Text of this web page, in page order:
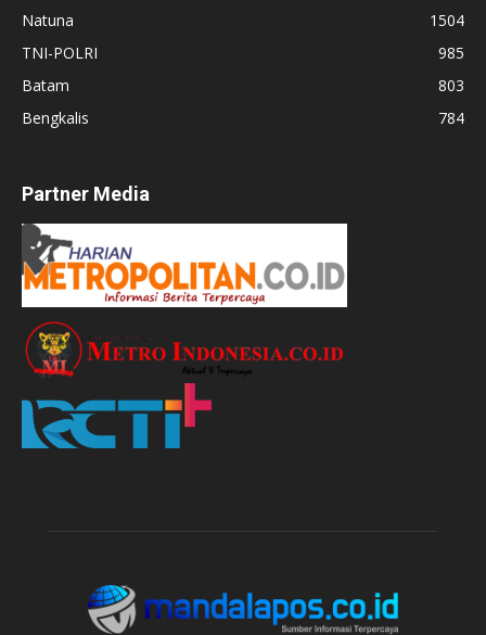
Natuna
1504
TNI-POLRI
985
Batam
803
Bengkalis
784
Partner Media